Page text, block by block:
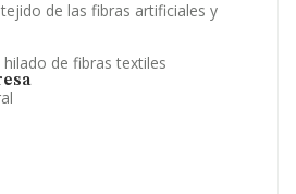
de las fibras artificiales y
de fibras textiles